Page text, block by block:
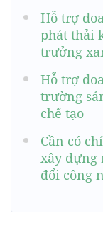
Hỗ trợ
phát thải
trưởng
Hỗ trợ
trường
chế tạo
Cần có
xây dựng
đổi công